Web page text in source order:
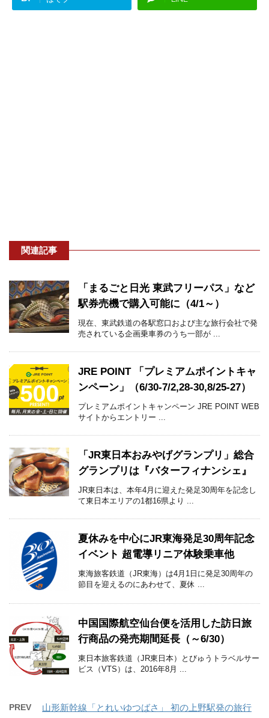
関連記事
「まるごと日光 東武フリーパス」など
駅券売機で購入可能に（4/1～）
現在、東武鉄道の各駅窓口および主な旅行会社で発
売されている企画乗車券のうち一部が ...
JRE POINT 「プレミアムポイントキャ
ンペーン」（6/30-7/2,28-30,8/25-27）
プレミアムポイントキャンペーン JRE POINT WEB
サイトからエントリー ...
「JR東日本おみやげグランプリ」総合
グランプリは『バターフィナンシェ』
JR東日本は、本年4月に迎えた発足30周年を記念し
て東日本エリアの1都16県より ...
夏休みを中心にJR東海発足30周年記念
イベント 超電導リニア体験乗車他
東海旅客鉄道（JR東海）は4月1日に発足30周年の
節目を迎えるのにあわせて、夏休 ...
中国国際航空仙台便を活用した訪日旅
行商品の発売期間延長（～6/30）
東日本旅客鉄道（JR東日本）とびゅうトラベルサー
ビス（VTS）は、2016年8月 ...
PREV
山形新幹線「とれいゆつばさ」 初の上野駅発の旅行